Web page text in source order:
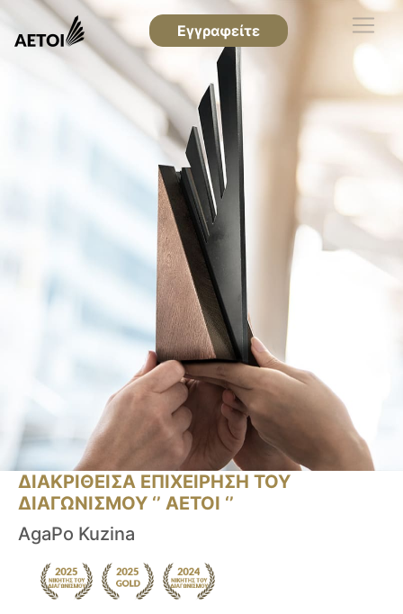
Εγγραφείτε
ΔΙΑΚΡΙΘΕΙΣΑ ΕΠΙΧΕΙΡΗΣΗ ΤΟΥ
ΔΙΑΓΩΝΙΣΜΟΥ ‘’ ΑΕΤΟΙ ‘’
AgaPo Kuzina